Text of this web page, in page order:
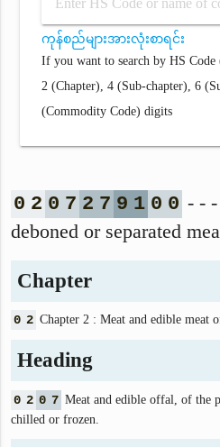
ကုန်စည်များအားလုံးစာရင်း
If you want to search by HS Code
2 (Chapter), 4 (Sub-chapter), 6
(Commodity Code) digits
0 2 0 7 2 7 9 1 0 0 - -
deboned or separated
Chapter
0 2 Chapter 2 : Meat and edible meat
Heading
0 2 0 7 Meat and edible offal, of the
chilled or frozen.